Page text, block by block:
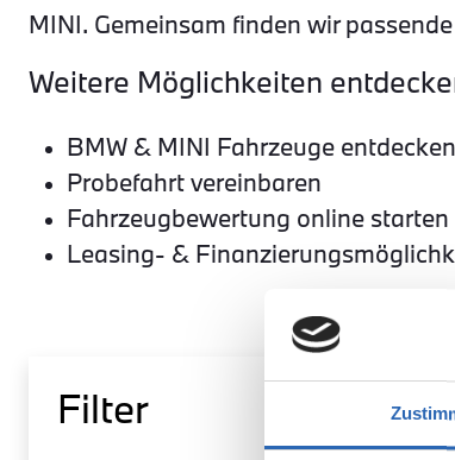
MINI. Gemeinsam finden wir
Weitere Möglichkeiten
BMW & MINI Fahrzeuge entdecken
Probefahrt vereinbaren
Fahrzeugbewertung online starten
Leasing- &
Filter